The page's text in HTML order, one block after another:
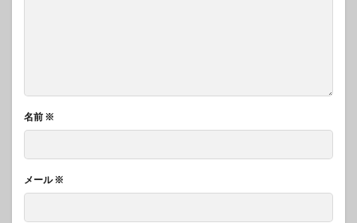
名前 ※
メール※